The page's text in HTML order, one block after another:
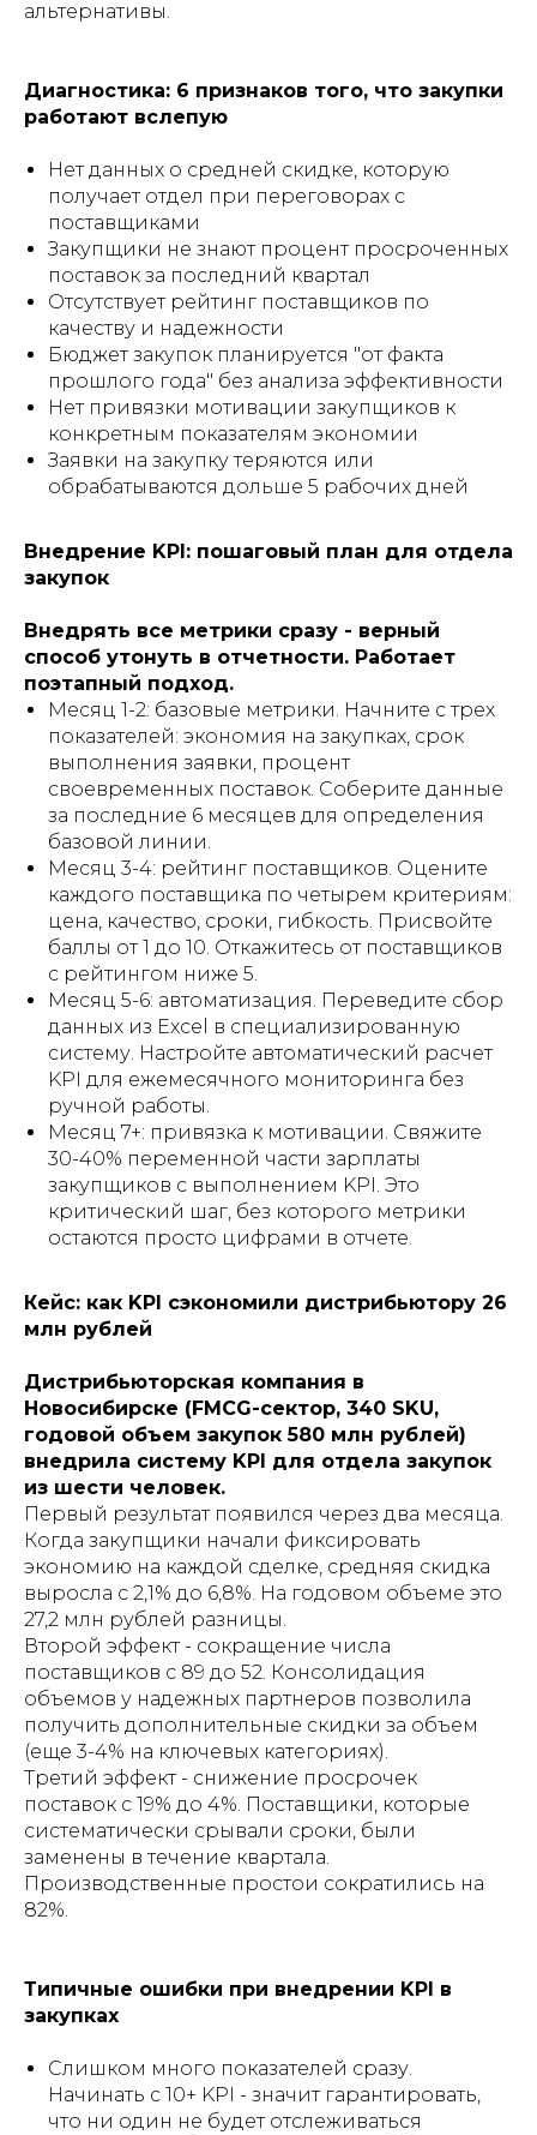
альтернативы.
Диагностика: 6 признаков того, что закупки
работают вслепую
Нет данных о средней скидке, которую
получает отдел при переговорах с
поставщиками
Закупщики не знают процент просроченных
поставок за последний квартал
Отсутствует рейтинг поставщиков по
качеству и надежности
Бюджет закупок планируется "от факта
прошлого года" без анализа эффективности
Нет привязки мотивации закупщиков к
конкретным показателям экономии
Заявки на закупку теряются или
обрабатываются дольше 5 рабочих дней
Внедрение KPI: пошаговый план для отдела
закупок
Внедрять все метрики сразу - верный
способ утонуть в отчетности. Работает
поэтапный подход.
Месяц 1-2: базовые метрики. Начните с трех
показателей: экономия на закупках, срок
выполнения заявки, процент
своевременных поставок. Соберите данные
за последние 6 месяцев для определения
базовой линии.
Месяц 3-4: рейтинг поставщиков. Оцените
каждого поставщика по четырем критериям:
цена, качество, сроки, гибкость. Присвойте
баллы от 1 до 10. Откажитесь от поставщиков
с рейтингом ниже 5.
Месяц 5-6: автоматизация. Переведите сбор
данных из Excel в специализированную
систему. Настройте автоматический расчет
KPI для ежемесячного мониторинга без
ручной работы.
Месяц 7+: привязка к мотивации. Свяжите
30-40% переменной части зарплаты
закупщиков с выполнением KPI. Это
критический шаг, без которого метрики
остаются просто цифрами в отчете.
Кейс: как KPI сэкономили дистрибьютору 26
млн рублей
Дистрибьюторская компания в
Новосибирске (FMCG-сектор, 340 SKU,
годовой объем закупок 580 млн рублей)
внедрила систему KPI для отдела закупок
из шести человек.
Первый результат появился через два месяца.
Когда закупщики начали фиксировать
экономию на каждой сделке, средняя скидка
выросла с 2,1% до 6,8%. На годовом объеме это
27,2 млн рублей разницы.
Второй эффект - сокращение числа
поставщиков с 89 до 52. Консолидация
объемов у надежных партнеров позволила
получить дополнительные скидки за объем
(еще 3-4% на ключевых категориях).
Третий эффект - снижение просрочек
поставок с 19% до 4%. Поставщики, которые
систематически срывали сроки, были
заменены в течение квартала.
Производственные простои сократились на
82%.
Типичные ошибки при внедрении KPI в
закупках
Слишком много показателей сразу.
Начинать с 10+ KPI - значит гарантировать,
что ни один не будет отслеживаться